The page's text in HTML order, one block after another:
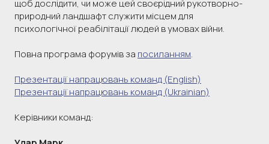
щоб дослідити, чи може цей своєрідний рукотворно-
природний ландшафт служити місцем для
психологічної реабілітації людей в умовах війни.
Повна програма форумів за посиланням.
Презентації напрацювань команд (English)
Презентації напрацювань команд (Ukrainian)
Керівники команд: